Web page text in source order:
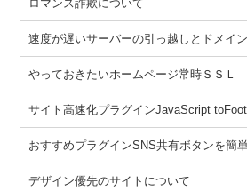
ロマンス詐欺について
速度が遅いサーバーの引っ越しとドメイ
やっておきたいホームページ常時ＳＳＬ
サイト高速化プラグインJavaScript
おすすめプラグインSNS共有ボタンを簡
デザイン優先のサイトについて